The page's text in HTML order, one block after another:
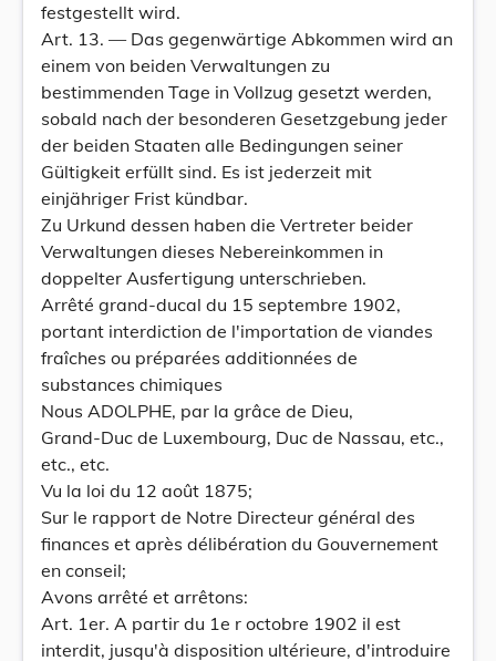
festgestellt wird.
Art. 13. — Das gegenwärtige Abkommen wird an
einem von beiden Verwaltungen zu
bestimmenden Tage in Vollzug gesetzt werden,
sobald nach der besonderen Gesetzgebung jeder
der beiden Staaten alle Bedingungen seiner
Gültigkeit erfüllt sind. Es ist jederzeit mit
einjähriger Frist kündbar.
Zu Urkund dessen haben die Vertreter beider
Verwaltungen dieses Nebereinkommen in
doppelter Ausfertigung unterschrieben.
Arrêté grand-ducal du 15 septembre 1902,
portant interdiction de l'importation de viandes
fraîches ou préparées additionnées de
substances chimiques
Nous ADOLPHE, par la grâce de Dieu,
Grand-Duc de Luxembourg, Duc de Nassau, etc.,
etc., etc.
Vu la loi du 12 août 1875;
Sur le rapport de Notre Directeur général des
finances et après délibération du Gouvernement
en conseil;
Avons arrêté et arrêtons:
Art. 1er. A partir du 1e r octobre 1902 il est
interdit, jusqu'à disposition ultérieure, d'introduire